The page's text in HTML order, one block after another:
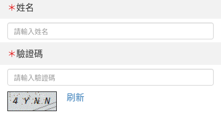
＊姓名
＊驗證碼
刷新